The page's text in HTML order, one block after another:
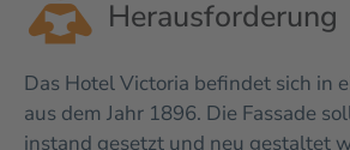
Herausforderung
Das Hotel Victoria befindet sich in
aus dem Jahr 1896. Die Fassade
instand gesetzt und neu gestaltet